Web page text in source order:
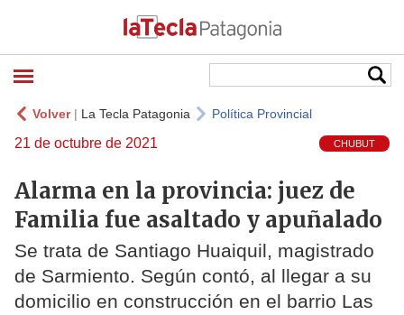
Volver| La Tecla Patagonia Política Provincial
21 de octubre de 2021 CHUBUT
Alarma en la provincia: juez de
Familia fue asaltado y apuñalado
Se trata de Santiago Huaiquil, magistrado
de Sarmiento. Según contó, al llegar a su
domicilio en construcción en el barrio Las